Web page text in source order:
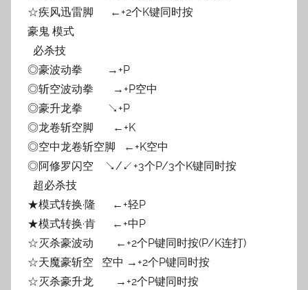
☆疾风迅雷脚 ←+2个K键同时按
豪鬼 模式
必杀技
◎豪波动拳 →+P
◎斩空波动拳 →+P空中
◎豪升龙拳 ↘+P
◎龙卷斩空脚 ←+K
◎空中龙卷斩空脚 ←+K空中
◎阿修罗闪空 ↘/↙+3个P/3个K键同时按
超必杀技
★模式转换·隆 ←+轻P
★模式转换·肯 ←+中P
☆灭杀豪波动 ←+2个P键同时按(P/K连打)
☆天魔豪斩空 空中 →+2个P键同时按
☆灭杀豪升龙 →+2个P键同时按